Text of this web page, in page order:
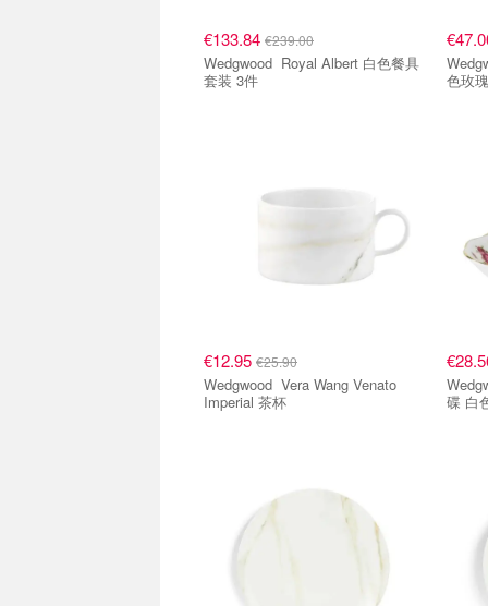
€133.84 €239.00
Wedgwood Royal Albert 白色餐具
套装 3件
Wedgwood
色玫
€12.95 €25.90
Wedgwood Vera Wang Venato
Imperial 茶杯
Wedgwood
碟 白